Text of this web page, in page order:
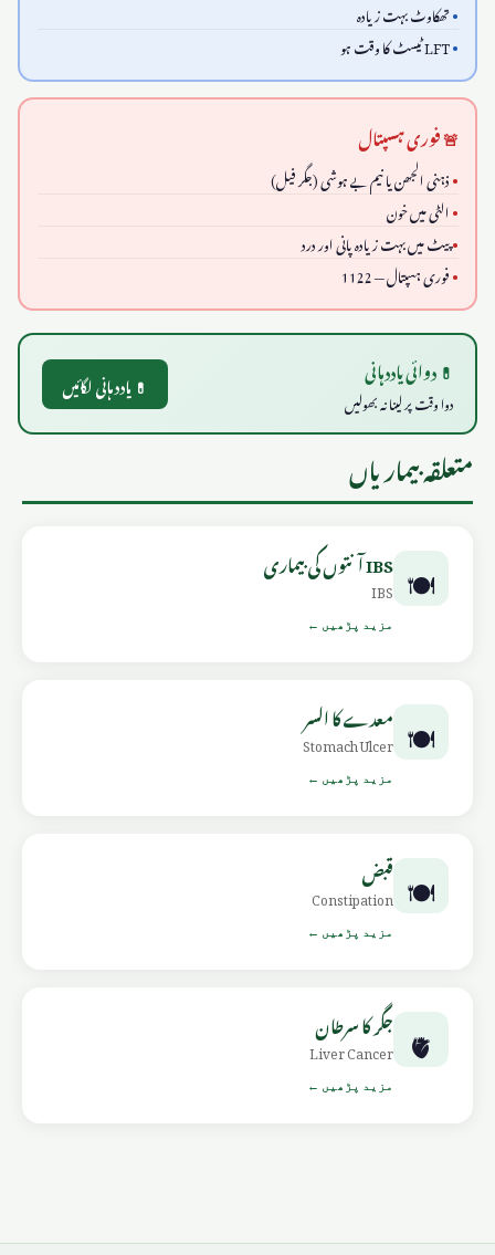
تھکاوٹ بہت زیادہ
LFT ٹیسٹ کا وقت ہو
🚨 فوری ہسپتال
ذہنی الجھن یا نیم بے ہوشی (جگر فیل)
الٹی میں خون
پیٹ میں بہت زیادہ پانی اور درد
فوری ہسپتال — 1122
💊 دوائی یاددہانی
دوا وقت پر لینا نہ بھولیں 💊 یاددہانی لگائیں
متعلقہ بیماریاں
🍽️ IBS آنتوں کی بیماری
IBS
مزید پڑھیں ←
🍽️ معدے کا السر
Stomach Ulcer
مزید پڑھیں ←
🍽️ قبض
Constipation
مزید پڑھیں ←
🫀 جگر کا سرطان
Liver Cancer
مزید پڑھیں ←